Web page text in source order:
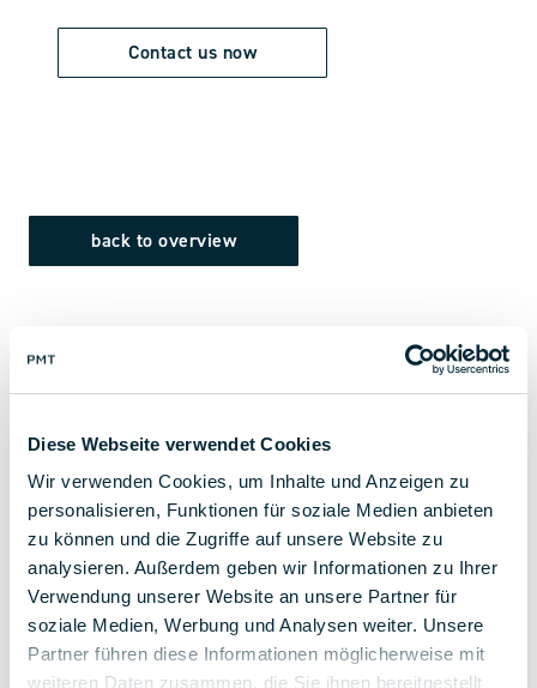
Diese Webseite verwendet Cookies
Wir verwenden Cookies, um Inhalte und Anzeigen zu
personalisieren, Funktionen für soziale Medien anbieten
zu können und die Zugriffe auf unsere Website zu
analysieren. Außerdem geben wir Informationen zu Ihrer
Verwendung unserer Website an unsere Partner für
soziale Medien, Werbung und Analysen weiter. Unsere
Partner führen diese Informationen möglicherweise mit
weiteren Daten zusammen, die Sie ihnen bereitgestellt
Contact us now
back to overview